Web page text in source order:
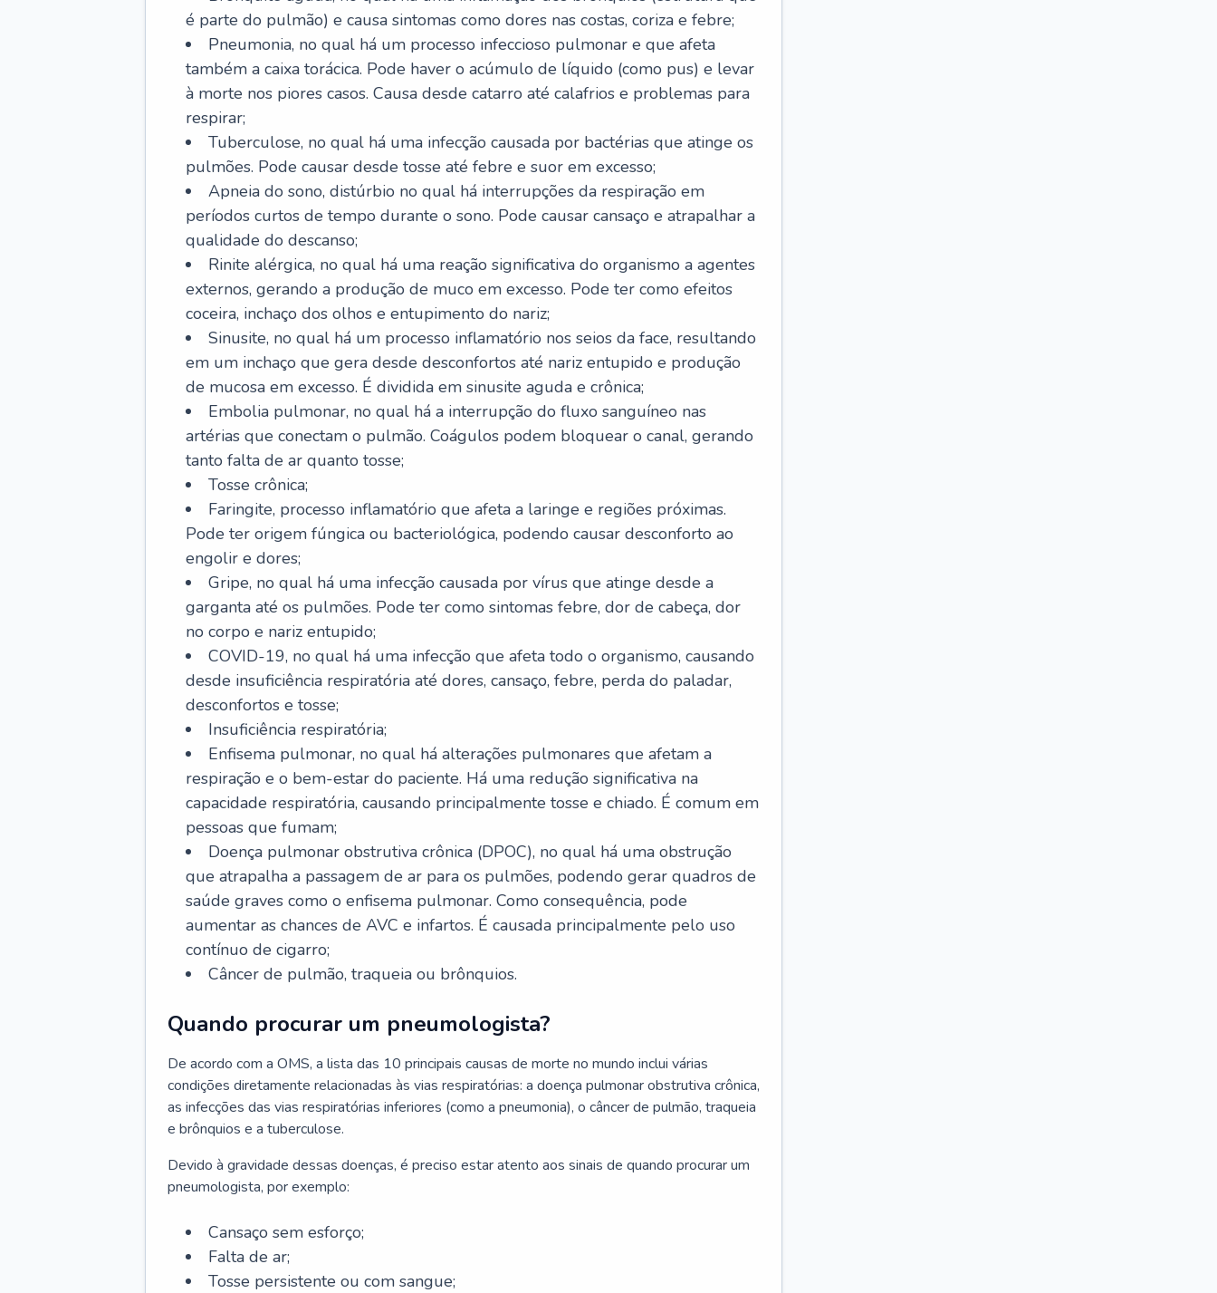
é parte do pulmão) e causa sintomas como dores nas costas, coriza e febre;
Pneumonia, no qual há um processo infeccioso pulmonar e que afeta
também a caixa torácica. Pode haver o acúmulo de líquido (como pus) e levar
à morte nos piores casos. Causa desde catarro até calafrios e problemas para
respirar;
Tuberculose, no qual há uma infecção causada por bactérias que atinge os
pulmões. Pode causar desde tosse até febre e suor em excesso;
Apneia do sono, distúrbio no qual há interrupções da respiração em
períodos curtos de tempo durante o sono. Pode causar cansaço e atrapalhar a
qualidade do descanso;
Rinite alérgica, no qual há uma reação significativa do organismo a agentes
externos, gerando a produção de muco em excesso. Pode ter como efeitos
coceira, inchaço dos olhos e entupimento do nariz;
Sinusite, no qual há um processo inflamatório nos seios da face, resultando
em um inchaço que gera desde desconfortos até nariz entupido e produção
de mucosa em excesso. É dividida em sinusite aguda e crônica;
Embolia pulmonar, no qual há a interrupção do fluxo sanguíneo nas
artérias que conectam o pulmão. Coágulos podem bloquear o canal, gerando
tanto falta de ar quanto tosse;
Tosse crônica;
Faringite, processo inflamatório que afeta a laringe e regiões próximas.
Pode ter origem fúngica ou bacteriológica, podendo causar desconforto ao
engolir e dores;
Gripe, no qual há uma infecção causada por vírus que atinge desde a
garganta até os pulmões. Pode ter como sintomas febre, dor de cabeça, dor
no corpo e nariz entupido;
COVID-19, no qual há uma infecção que afeta todo o organismo, causando
desde insuficiência respiratória até dores, cansaço, febre, perda do paladar,
desconfortos e tosse;
Insuficiência respiratória;
Enfisema pulmonar, no qual há alterações pulmonares que afetam a
respiração e o bem-estar do paciente. Há uma redução significativa na
capacidade respiratória, causando principalmente tosse e chiado. É comum em
pessoas que fumam;
Doença pulmonar obstrutiva crônica (DPOC), no qual há uma obstrução
que atrapalha a passagem de ar para os pulmões, podendo gerar quadros de
saúde graves como o enfisema pulmonar. Como consequência, pode
aumentar as chances de AVC e infartos. É causada principalmente pelo uso
contínuo de cigarro;
Câncer de pulmão, traqueia ou brônquios.
Quando procurar um pneumologista?
De acordo com a OMS, a lista das 10 principais causas de morte no mundo inclui várias
condições diretamente relacionadas às vias respiratórias: a doença pulmonar obstrutiva crônica,
as infecções das vias respiratórias inferiores (como a pneumonia), o câncer de pulmão, traqueia
e brônquios e a tuberculose.
Devido à gravidade dessas doenças, é preciso estar atento aos sinais de quando procurar um
pneumologista, por exemplo:
Cansaço sem esforço;
Falta de ar;
Tosse persistente ou com sangue;